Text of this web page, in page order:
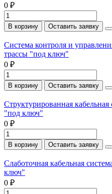
0 ₽
В корзину Оставить заявку
Система контроля и
трассы "под ключ"
0 ₽
В корзину Оставить заявку
Структурированная
"под ключ"
0 ₽
В корзину Оставить заявку
Слаботочная кабельная
ключ"
0 ₽